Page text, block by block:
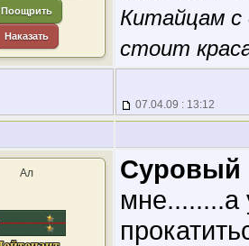
Поощрить
Наказать
Китайцам с
стоит
07.04.09 : 13:12
Ал
Суровый
мне........а